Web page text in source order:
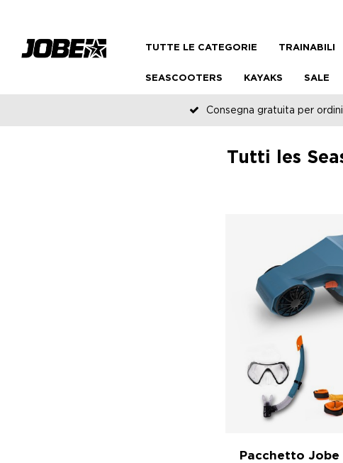
TUTTE LE CATEGORIE TRAINABILI
SEASCOOTERS KAYAKS SALE
Consegna gratuita per
Tutti les
Pacchetto